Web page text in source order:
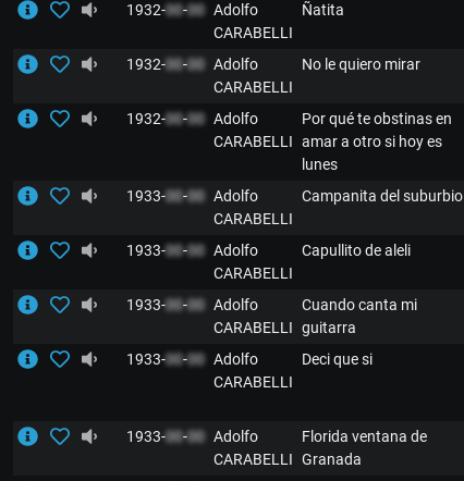
1932-00-00 Adolfo
CARABELLI
Ñatita
1932-00-00 Adolfo
CARABELLI
No le quiero mirar
1932-00-00 Adolfo
CARABELLI
Por qué te obstinas en
amar a otro si hoy es
lunes
1933-00-00 Adolfo
CARABELLI
Campanita del suburbio
1933-00-00 Adolfo
CARABELLI
Capullito de aleli
1933-00-00 Adolfo
CARABELLI
Cuando canta mi
guitarra
1933-00-00 Adolfo
CARABELLI
Deci que si
1933-00-00 Adolfo
CARABELLI
Florida ventana de
Granada